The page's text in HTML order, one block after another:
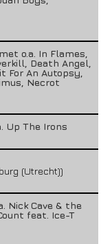
o.a. In Flames,
Death Angel,
For An Autopsy,
Necrot
Up The Irons
(Utrecht))
Nick Cave & the
feat. Ice-T